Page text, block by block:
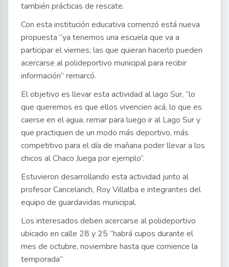
también prácticas de rescate.
Con esta institución educativa comenzó está nueva
propuesta “ya tenemos una escuela que va a
participar el viernes; las que quieran hacerlo pueden
acercarse al polideportivo municipal para recibir
información” remarcó.
El objetivo es llevar esta actividad al lago Sur, “lo
que queremos es que ellos vivencien acá, lo que es
caerse en el agua, remar para luego ir al Lago Sur y
que practiquen de un modo más deportivo, más
competitivo para el día de mañana poder llevar a los
chicos al Chaco Juega por ejemplo”.
Estuvieron desarrollando esta actividad junto al
profesor Cancelarich, Roy Villalba e integrantes del
equipo de guardavidas municipal.
Los interesados deben acercarse al polideportivo
ubicado en calle 28 y 25 “habrá cupos durante el
mes de octubre, noviembre hasta que comience la
temporada”